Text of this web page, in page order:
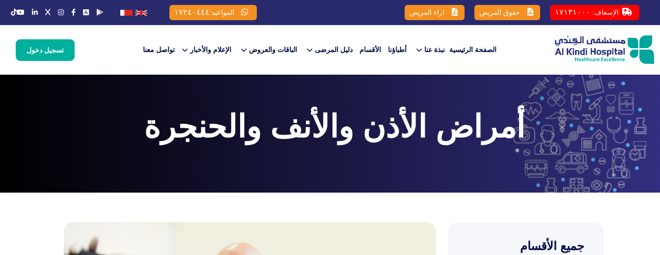
الإسعاف: ١٧١٣١٠٠٠ حقوق المريض اراء المريض المواعيد:١٧٢٤٠٤٤٤
الصفحة الرئيسية نبذة عنا أطباؤنا الأقسام دليل المرضى الباقات والعروض​ الإعلام والأخبار تواصل معنا تسجيل دخول
أمراض الأذن والأنف والحنجرة
جميع الأقسام